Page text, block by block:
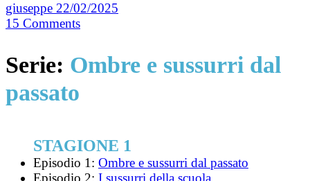
giuseppe 22/02/2025
15 Comments
Serie: Ombre e sussurri dal
passato
STAGIONE 1
Episodio 1: Ombre e sussurri dal passato
Episodio 2: I sussurri della scuola